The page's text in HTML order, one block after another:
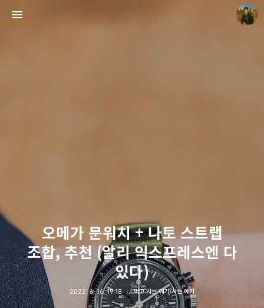
오메가 문워치 + 나토 스트랩
조합, 추천 (알리 익스프레스엔 다
있다)
2022. 6. 16. 19:18 먹고 사는 얘기/사는 얘기